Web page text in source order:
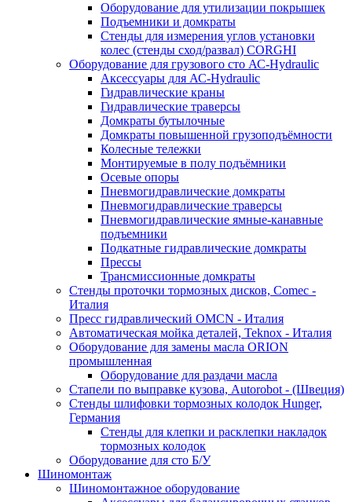
Оборудование для утилизации покрышек
Подъемники и домкраты
Стенды для измерения углов установки
колес (стенды сход/развал) CORGHI
Оборудование для грузового сто АС-Hydraulic
Аксессуары для АС-Hydraulic
Гидравлические краны
Гидравлические траверсы
Домкраты бутылочные
Домкраты повышенной грузоподъёмности
Колесные тележки
Монтируемые в полу подъёмники
Осевые опоры
Пневмогидравлические домкраты
Пневмогидравлические траверсы
Пневмогидравлические ямные-канавные
подъемники
Подкатные гидравлические домкраты
Прессы
Трансмиссионные домкраты
Стенды проточки тормозных дисков, Comec -
Италия
Пресс гидравлический OMCN - Италия
Автоматическая мойка деталей, Teknox - Италия
Оборудование для замены масла ORION
промышленная
Оборудование для раздачи масла
Стапели по выправке кузова, Autorobot - (Швеция)
Стенды шлифовки тормозных колодок Hunger,
Германия
Стенды для клепки и расклепки накладок
тормозных колодок
Оборудование для сто Б/У
Шиномонтаж
Шиномонтажное оборудование